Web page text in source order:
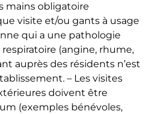
mains obligatoire
visite et/ou gants à usage
qui a une pathologie
(angine, rhume,
auprès des résidents n’est
– Les visites
doivent être
(exemples bénévoles,